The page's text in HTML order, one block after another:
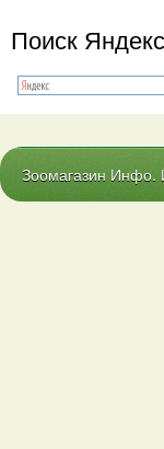
Поиск Яндекс
Зоомагазин Инфо.